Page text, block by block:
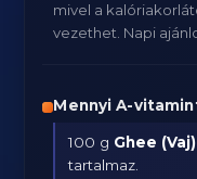
mivel a
vezethet. Napi
Mennyi A-
100 g Ghee (Vaj)
tartalmaz.